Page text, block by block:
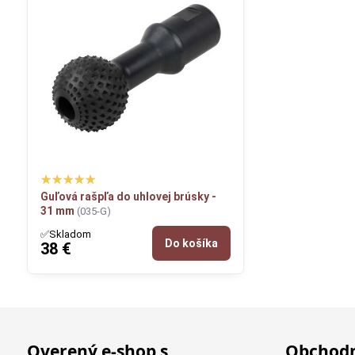
Guľová rašpľa do uhlovej brúsky -
31 mm (035-G)
✅Skladom
38 € Do košíka